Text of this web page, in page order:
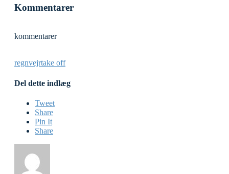
Kommentarer
kommentarer
regnvejrtake off
Del dette indlæg
Tweet
Share
Pin It
Share